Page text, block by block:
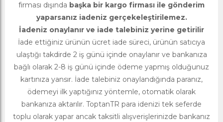
firması dışında başka bir kargo firması ile gönderim
yaparsanız iadeniz gerçekeleştirilemez.
İadeniz onaylanır ve iade talebiniz yerine getirilir
İade ettiğiniz ürünün ücret iade süreci, ürünün satıcıya
ulaştığı takdirde 2 iş günü içinde onaylanır ve bankanıza
bağlı olarak 2-8 iş günü içinde ödeme yapmış olduğunuz
kartınıza yansır. İade talebiniz onaylandığında paranız,
ödemeyi ilk yaptığınız yöntemle, otomatik olarak
bankanıza aktarılır. ToptanTR para idenizi tek seferde
toplu olarak yapar ancak taksitli alışverişlerinizde bankanız